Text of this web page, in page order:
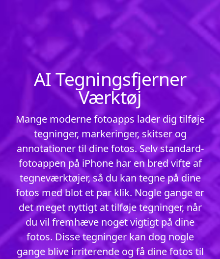
AI Tegningsfjerner
Værktøj
Mange moderne fotoapps lader dig tilføje
tegninger, markeringer, skitser og
annotationer til dine fotos. Selv standard-
fotoappen på iPhone har en bred vifte af
tegneværktøjer, så du kan tegne på dine
fotos med blot et par klik. Nogle gange er
det meget nyttigt at tilføje tegninger, når
du vil fremhæve noget vigtigt på dine
fotos. Disse tegninger kan dog nogle
gange blive irriterende og få dine fotos til